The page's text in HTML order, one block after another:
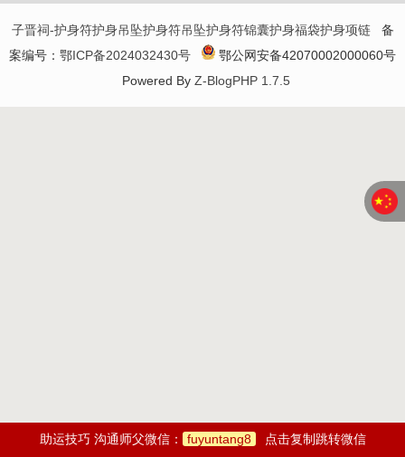
子晋祠-护身符护身吊坠护身符吊坠护身符锦囊护身福袋护身项链备
案编号： 鄂ICP备2024032430号
鄂公网安备42070002000060号
Powered By Z-BlogPHP 1.7.5
助运技巧 沟通师父微信： fuyuntang8 点击复制跳转微信